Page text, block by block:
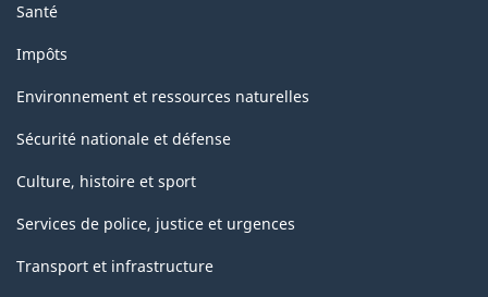
Santé
Impôts
Environnement et ressources naturelles
Sécurité nationale et défense
Culture, histoire et sport
Services de police, justice et urgences
Transport et infrastructure